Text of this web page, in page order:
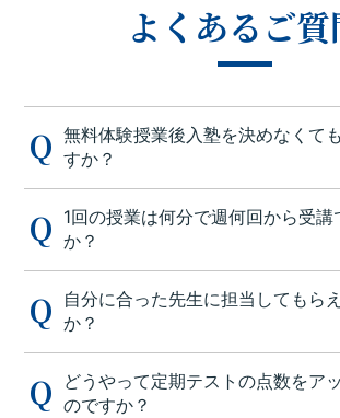
よくあるご
無料体験授業後入塾を決めなくて
すか？
1回の授業は何分で週何回から受講
か？
自分に合った先生に担当してもら
か？
どうやって定期テストの点数をア
のですか？